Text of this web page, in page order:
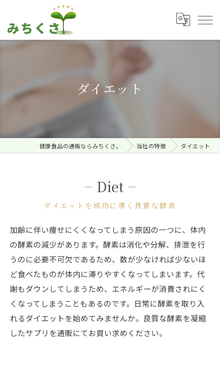
ダイエット
健康食品の通販ならみちくさ。 当社の特徴 ダイエット
ダイエットを成功に導く良質な酵素
Diet
加齢に伴い痩せにくくなってしまう原因の一つに、体内
の酵素の減少があります。酵素は消化や分解、排泄を行
うのに必要不可欠であるため、数が少なければ少ないほ
ど食べたものが体内に滞りやすくなってしまいます。代
謝もダウンしてしまうため、エネルギーが消費されにく
くなってしまうこともあるのです。日常に酵素を取り入
れるダイエットを始めてみませんか。良質な酵素を凝縮
したサプリを通販にてお買い求めください。